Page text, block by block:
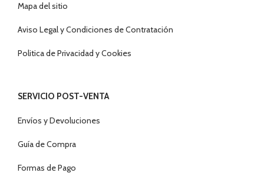
Mapa del sitio
Aviso Legal y Condiciones de Contratación
Politica de Privacidad y Cookies
SERVICIO POST-VENTA
Envíos y Devoluciones
Guía de Compra
Formas de Pago